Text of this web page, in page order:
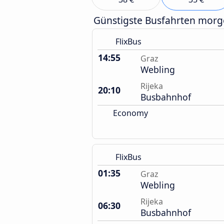
Günstigste Busfahrten
FlixBus
14:55 Graz
Webling
20:10
Rijeka
Busbahnhof
Economy
FlixBus
01:35 Graz
Webling
06:30
Rijeka
Busbahnhof